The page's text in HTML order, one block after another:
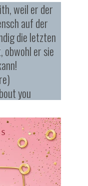
weil er der
auf der
die letzten
obwohl er sie
you